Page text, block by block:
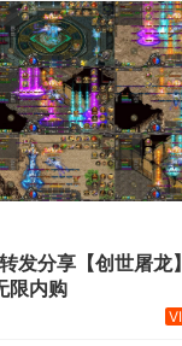
转发分享【创世屠龙】
限内购